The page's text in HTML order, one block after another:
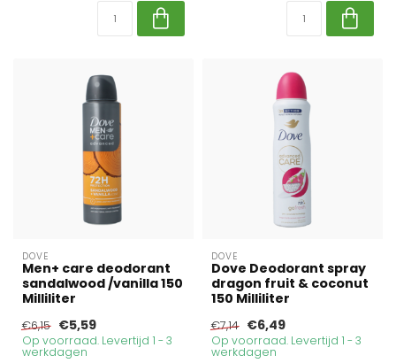
DOVE
Men+ care deodorant
sandalwood /vanilla 150
Milliliter
€6,15 €5,59
Op voorraad. Levertijd 1 - 3
werkdagen
DOVE
Dove Deodorant spray
dragon fruit & coconut
150 Milliliter
€7,14 €6,49
Op voorraad. Levertijd 1 - 3
werkdagen